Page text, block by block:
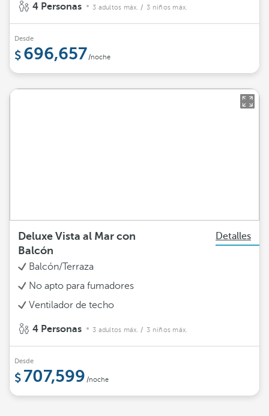
4 Personas 3 adultos máx. / 3 niños máx.
Desde
696,657 /noche
Deluxe Vista al Mar con
Balcón
Detalles
Balcón/Terraza
No apto para fumadores
Ventilador de techo
4 Personas 3 adultos máx. / 3 niños máx.
Desde
707,599 /noche